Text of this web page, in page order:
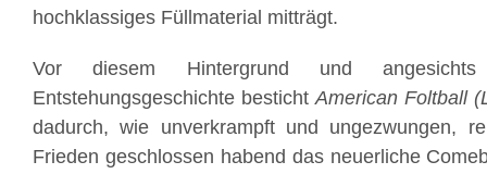
hochklassiges Füllmaterial mitträgt.
Vor diesem Hintergrund und
Entstehungsgeschichte bestichtAmerican Foltball
dadurch, wie unverkrampft und ungezwungen,
Frieden geschlossen habend das neuerliche